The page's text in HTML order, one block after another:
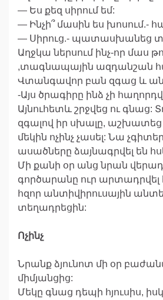
— Ես քեզ սիրում եմ:
— Ինչի՞ մասին ես խոսում.-
— Սիրուց.- պատասխանեց
Աղջկա ներսում ինչ-որ մաս
,տագնապային ազդանշան
Վտանգավոր բան զգաց և
-Այս ծրագիրը ինձ չի
Այնուհետև շրջվեց ու գնաց:
զգալով իր սխալը, աշխատեց
մեկին ոչինչ չասել: Նա
ասածները ձայնագրվել են
Մի քանի օր անց նրան
գործարանը ուր արտադրվել
հզոր անտիվիրուսային
տեղադրեցին:
Ոչինչ
Նրանք ձյունոտ մի օր
միմյանցից:
Մեկը գնաց դեպի հյուսիս,